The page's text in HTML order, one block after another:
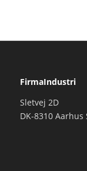
FirmaIndustri
Sletvej 2D
DK-8310 Aarhus